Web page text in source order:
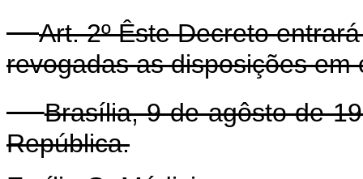
Art. 2º Êste Decreto
revogadas as disposições em
Brasília, 9 de agôsto de
República.